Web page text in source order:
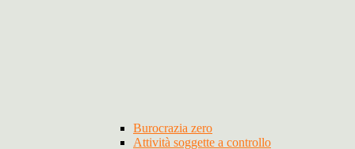
Burocrazia zero
Attività soggette a controllo